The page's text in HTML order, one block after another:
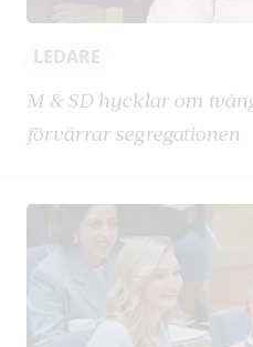
LEDARE
M & SD hycklar om
förvärrar segregationen